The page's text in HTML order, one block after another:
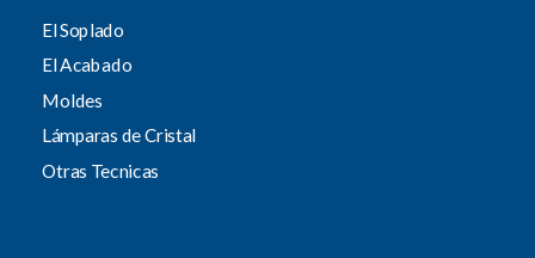
El Soplado
El Acabado
Moldes
Lámparas de Cristal
Otras Tecnicas